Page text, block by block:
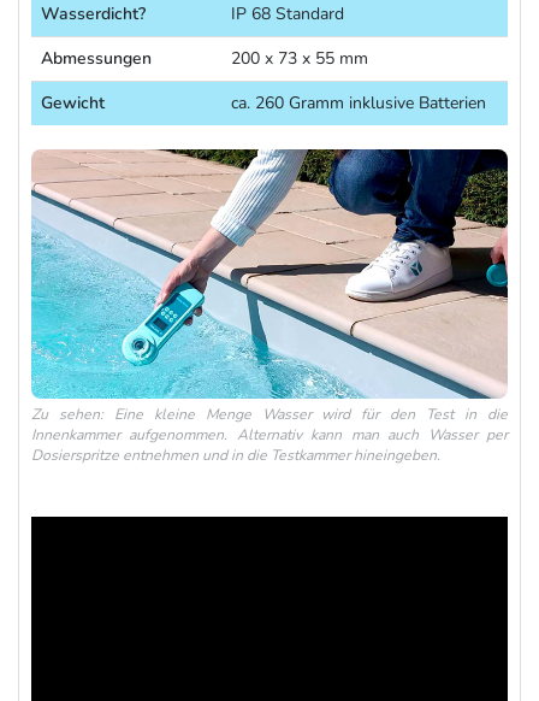
Wasserdicht?
IP 68 Standard
Abmessungen
200 x 73 x 55 mm
Gewicht
ca. 260 Gramm inklusive Batterien
Zu sehen: Eine kleine Menge Wasser wird für den Test in die
Innenkammer aufgenommen. Alternativ kann man auch Wasser per
Dosierspritze entnehmen und in die Testkammer hineingeben.